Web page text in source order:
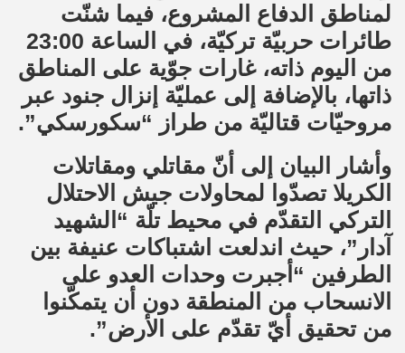
لمناطق الدفاع المشروع، فيما شنّت
طائرات حربيّة تركيّة، في الساعة 23:00
من اليوم ذاته، غارات جوّية على المناطق
ذاتها، بالإضافة إلى عمليّة إنزال جنود عبر
مروحيّات قتاليّة من طراز “سكورسكي”.
وأشار البيان إلى أنّ مقاتلي ومقاتلات
الكريلا تصدّوا لمحاولات جيش الاحتلال
التركي التقدّم في محيط تلّة “الشهيد
آدار”، حيث اندلعت اشتباكات عنيفة بين
الطرفين “أجبرت وحدات العدو على
الانسحاب من المنطقة دون أن يتمكّنوا
من تحقيق أيّ تقدّم على الأرض”.